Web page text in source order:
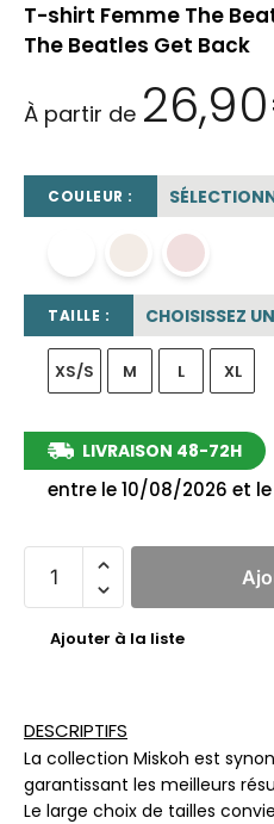
T-shirt Femme The
The Beatles Get Back
À partir de
COULEUR :
blanc
TAILLE : CHOISISSEZ
XS/S M L XL
LIVRAISON 48-72H
entre le 10/08/2026 et
Ajouter à la liste
DESCRIPTIFS
La collection Miskoh est
garantissant les meilleurs
Le large choix de tailles